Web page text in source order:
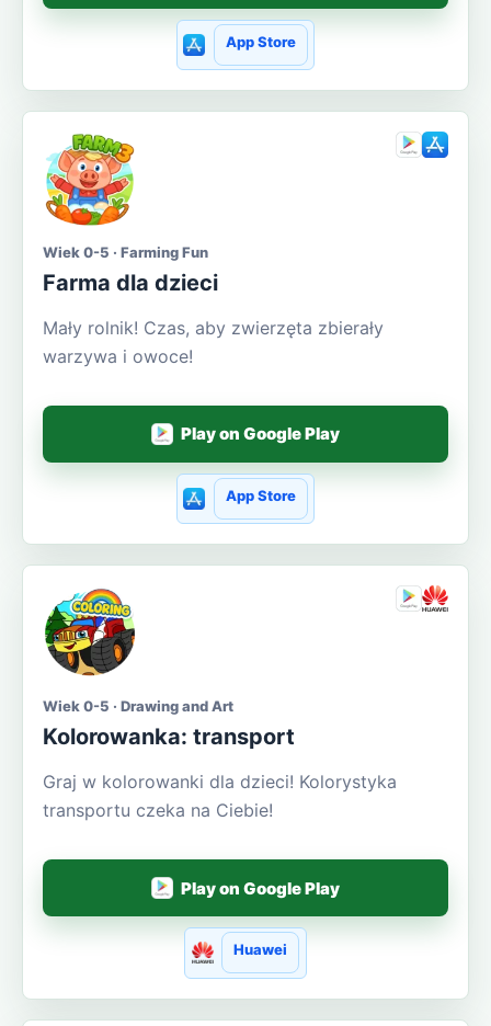
App Store
Wiek 0-5 · Farming Fun
Farma dla dzieci
Mały rolnik! Czas, aby zwierzęta zbierały
warzywa i owoce!
Play on Google Play
App Store
Wiek 0-5 · Drawing and Art
Kolorowanka: transport
Graj w kolorowanki dla dzieci! Kolorystyka
transportu czeka na Ciebie!
Play on Google Play
Huawei